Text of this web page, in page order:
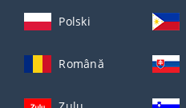
Polski
Română